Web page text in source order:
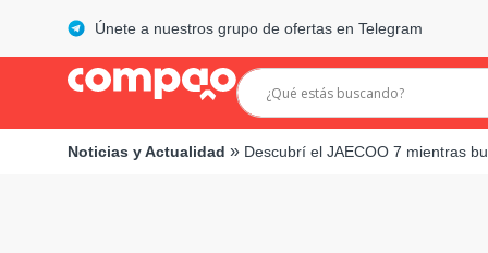
Únete a nuestros grupo de ofertas en Telegram
Noticias y Actualidad » Descubrí el JAECOO 7 mientras